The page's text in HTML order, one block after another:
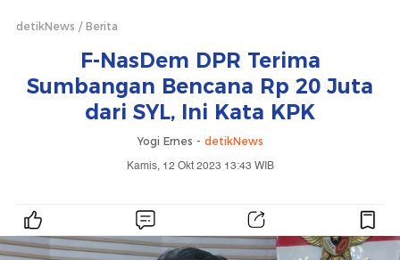
detikNews Berita
F-NasDem DPR Terima
Sumbangan Bencana Rp 20 Juta
dari SYL, Ini Kata KPK
Yogi Ernes - detikNews
Kamis, 12 Okt 2023 13:43 WIB